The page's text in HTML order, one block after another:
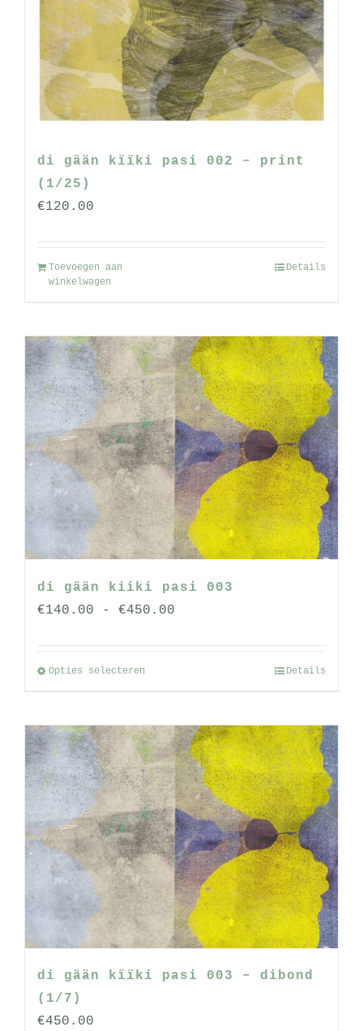
di gään kïïki pasi 002 – print
(1/25)
€120.00
Toevoegen aan
winkelwagen
Details
di gään kiiki pasi 003
€140.00 - €450.00
Opties selecteren
meerdere
variaties.
Deze
optie
kan
gekozen
worden
op
de
productpagina
Details
di gään kïïki pasi 003 – dibond
(1/7)
€450.00